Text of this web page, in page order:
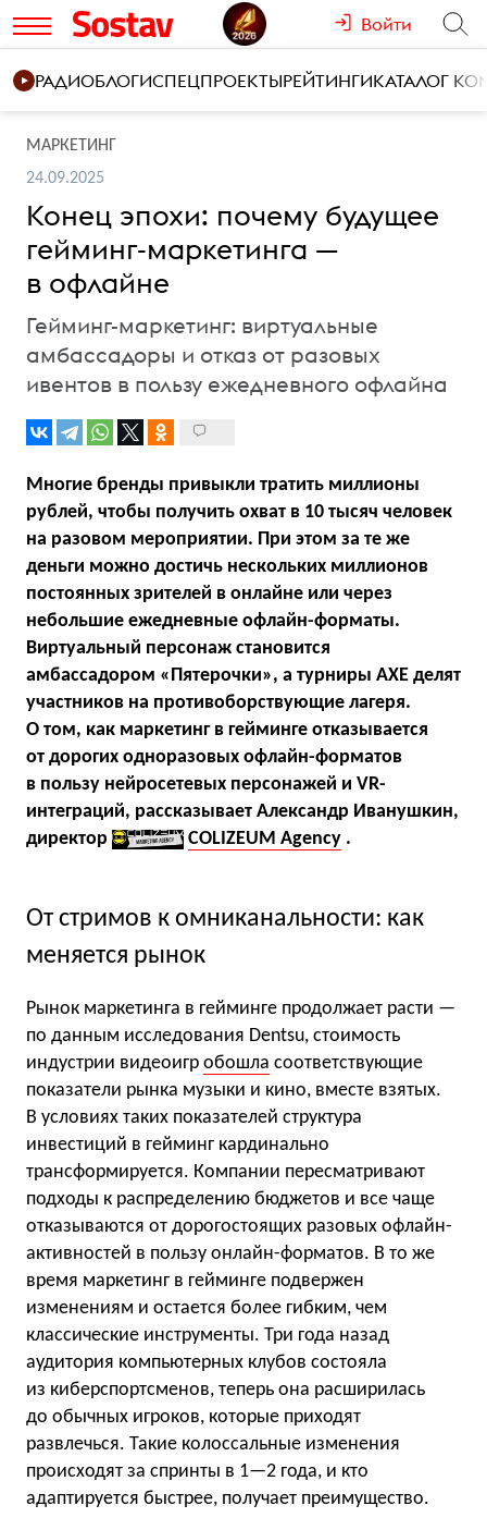
Войти
РАДИОБЛОГИСПЕЦПРОЕКТЫРЕЙТИНГИКАТАЛОГ
МАРКЕТИНГ
24.09.2025
Конец эпохи: почему будущее
гейминг-маркетинга —
в офлайне
Гейминг-маркетинг: виртуальные
амбассадоры и отказ от разовых
ивентов в пользу ежедневного офлайна
Многие бренды привыкли тратить миллионы
рублей, чтобы получить охват в 10 тысяч человек
на разовом мероприятии. При этом за те же
деньги можно достичь нескольких миллионов
постоянных зрителей в онлайне или через
небольшие ежедневные офлайн-форматы.
Виртуальный персонаж становится
амбассадором «Пятерочки», а турниры AXE делят
участников на противоборствующие лагеря.
О том, как маркетинг в гейминге отказывается
от дорогих одноразовых офлайн-форматов
в пользу нейросетевых персонажей и VR-
интеграций, рассказывает Александр Иванушкин,
директор
COLIZEUM Agency .
От стримов к омниканальности: как
меняется рынок
Рынок маркетинга в гейминге продолжает расти —
по данным исследования Dentsu, стоимость
индустрии видеоигр обошла соответствующие
показатели рынка музыки и кино, вместе взятых.
В условиях таких показателей структура
инвестиций в гейминг кардинально
трансформируется. Компании пересматривают
подходы к распределению бюджетов и все чаще
отказываются от дорогостоящих разовых офлайн-
активностей в пользу онлайн-форматов. В то же
время маркетинг в гейминге подвержен
изменениям и остается более гибким, чем
классические инструменты. Три года назад
аудитория компьютерных клубов состояла
из киберспортсменов, теперь она расширилась
до обычных игроков, которые приходят
развлечься. Такие колоссальные изменения
происходят за спринты в 1—2 года, и кто
адаптируется быстрее, получает преимущество.